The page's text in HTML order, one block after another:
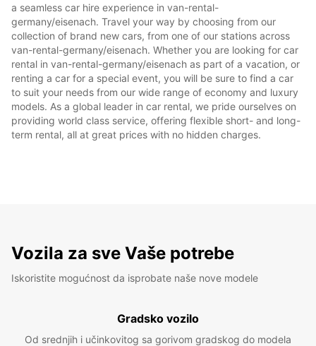
a seamless car hire experience in van-rental-
germany/eisenach. Travel your way by choosing from our
collection of brand new cars, from one of our stations across
van-rental-germany/eisenach. Whether you are looking for car
rental in van-rental-germany/eisenach as part of a vacation, or
renting a car for a special event, you will be sure to find a car
to suit your needs from our wide range of economy and luxury
models. As a global leader in car rental, we pride ourselves on
providing world class service, offering flexible short- and long-
term rental, all at great prices with no hidden charges.
Vozila za sve Vaše potrebe
Iskoristite mogućnost da isprobate naše nove modele
Gradsko vozilo
Od srednjih i učinkovitog sa gorivom gradskog do modela